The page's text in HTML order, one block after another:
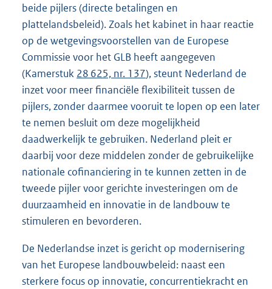
beide pijlers (directe betalingen en
plattelandsbeleid). Zoals het kabinet in haar reactie
op de wetgevingsvoorstellen van de Europese
Commissie voor het GLB heeft aangegeven
(Kamerstuk 28 625, nr. 137), steunt Nederland de
inzet voor meer financiële flexibiliteit tussen de
pijlers, zonder daarmee vooruit te lopen op een later
te nemen besluit om deze mogelijkheid
daadwerkelijk te gebruiken. Nederland pleit er
daarbij voor deze middelen zonder de gebruikelijke
nationale cofinanciering in te kunnen zetten in de
tweede pijler voor gerichte investeringen om de
duurzaamheid en innovatie in de landbouw te
stimuleren en bevorderen.
De Nederlandse inzet is gericht op modernisering
van het Europese landbouwbeleid: naast een
sterkere focus op innovatie, concurrentiekracht en